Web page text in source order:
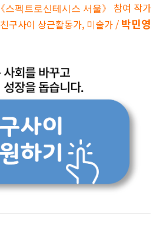
《스펙트로신테시스 서울》 참여 작가
친구사이 상근활동가, 미술가 / 박민영